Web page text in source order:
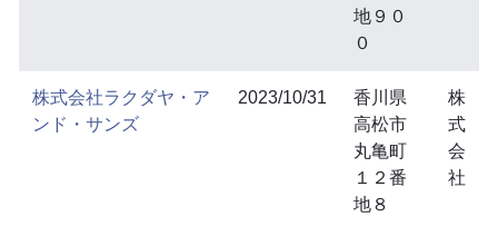
地９０
０
株式会社ラクダヤ・ア
ンド・サンズ
2023/10/31
香川県
高松市
丸亀町
１２番
地８
株
式
会
社